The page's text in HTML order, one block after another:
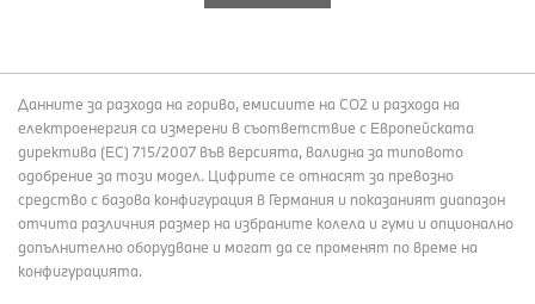
Данните за разхода на гориво, емисиите на СО2 и разхода на
електроенергия са измерени в съответствие с Европейската
директива (EC) 715/2007 във версията, валидна за типовото
одобрение за този модел. Цифрите се отнасят за превозно
средство с базова конфигурация в Германия и показаният диапазон
отчита различния размер на избраните колела и гуми и опционално
допълнително оборудване и могат да се променят по време на
конфигурацията.